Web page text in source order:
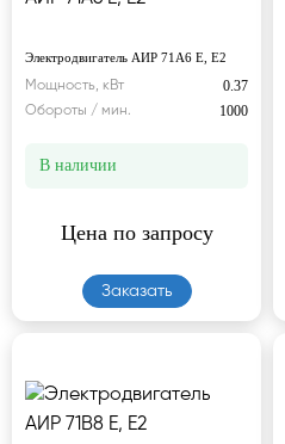
Электродвигатель АИР 71А6 Е, Е2
Мощность, кВт
0.37
Обороты / мин. 1000
В наличии
Цена по запросу
Заказать